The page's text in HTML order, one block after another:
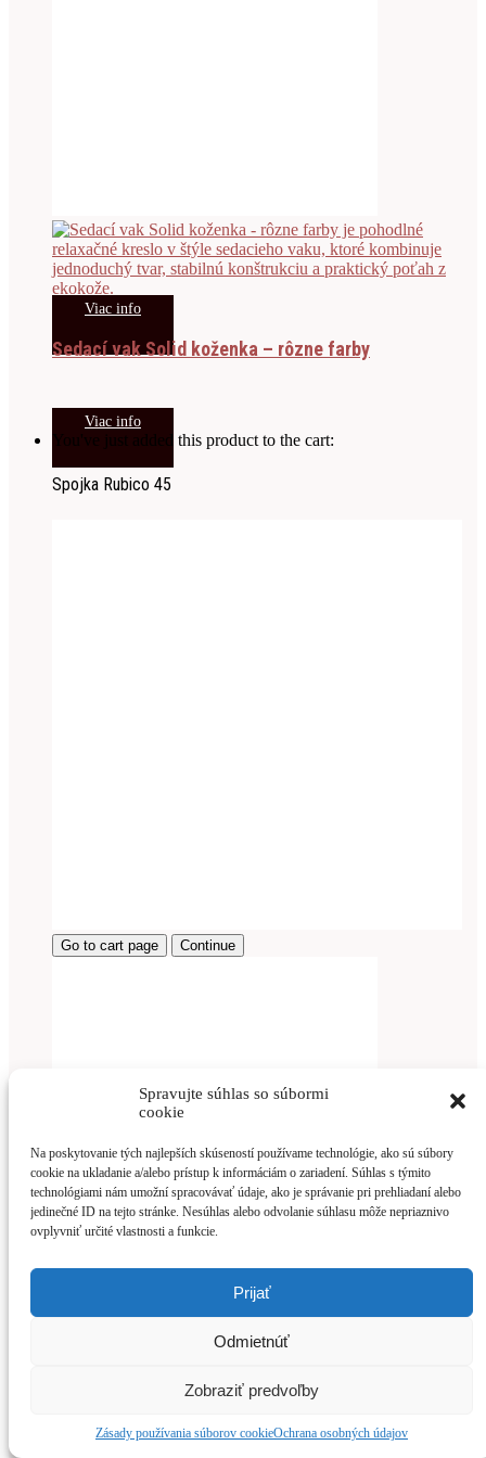
Spravujte súhlas so súbormi
cookie
Na poskytovanie tých najlepších skúseností používame technológie, ako sú súbory
cookie na ukladanie a/alebo prístup k informáciám o zariadení. Súhlas s týmito
technológiami nám umožní spracovávať údaje, ako je správanie pri prehliadaní alebo
jedinečné ID na tejto stránke. Nesúhlas alebo odvolanie súhlasu môže nepriaznivo
ovplyvniť určité vlastnosti a funkcie.
Prijať
Odmietnúť
Zobraziť predvoľby
Zásady používania súborov cookieOchrana osobných údajov
Viac info
Sedací vak Solid koženka – rôzne farby
Viac info
You've just added this product to the cart:
Spojka Rubico 45
Go to cart page Continue
Spojka Rubico 45